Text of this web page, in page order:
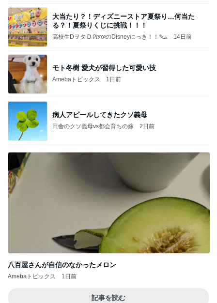
大当たり？！ディズニーストア夏祭り…何当た
る？！夏祭りくじに挑戦！！！
高校生Dヲタ Ꭰ-ᎮꭵꭹꭴのDisneyにっき！！✎ܚ 14日前
モト冬樹 愛犬が習得した可愛い技
Amebaトピックス 1日前
病人アピールしてきたクソ義母
田舎のクソ義母vs都会育ちの嫁 2日前
八百屋さんが自信のなかったメロン
Amebaトピックス 1日前
記事を読む